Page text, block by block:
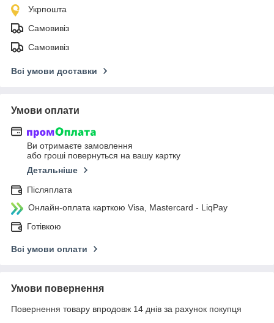
Укрпошта
Самовивіз
Самовивіз
Всі умови доставки
Умови оплати
Ви отримаєте замовлення
або гроші повернуться на вашу картку
Детальніше
Післяплата
Онлайн-оплата карткою Visa, Mastercard - LiqPay
Готівкою
Всі умови оплати
Умови повернення
Повернення товару впродовж 14 днів за рахунок покупця